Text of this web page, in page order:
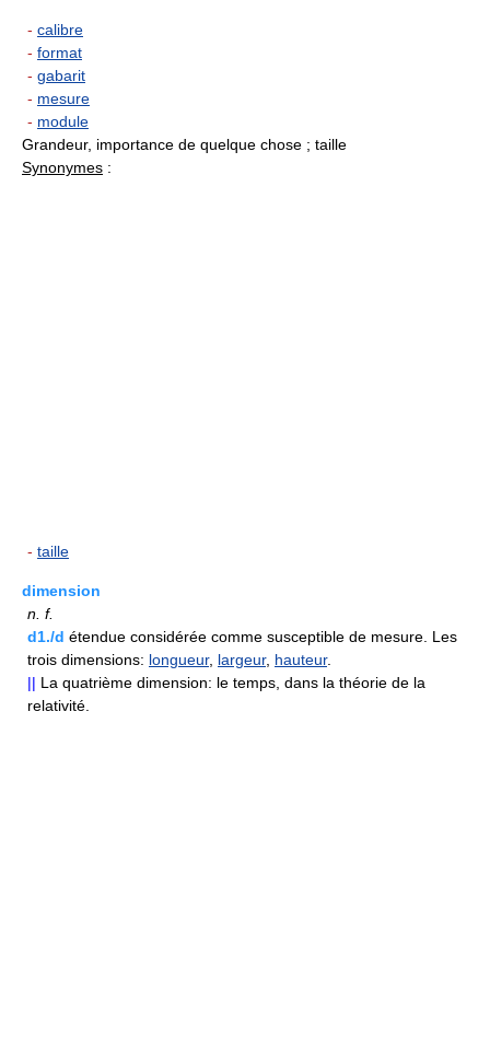
- calibre
- format
- gabarit
- mesure
- module
Grandeur, importance de quelque chose ; taille
Synonymes :
- taille
dimension
n. f.
d1./d étendue considérée comme susceptible de mesure. Les
trois dimensions: longueur, largeur, hauteur.
|| La quatrième dimension: le temps, dans la théorie de la
relativité.